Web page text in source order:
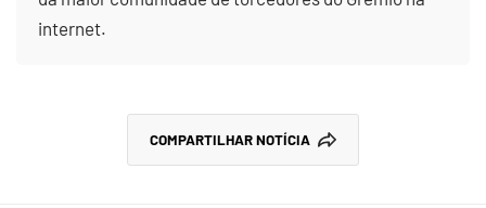
internet.
COMPARTILHAR NOTÍCIA